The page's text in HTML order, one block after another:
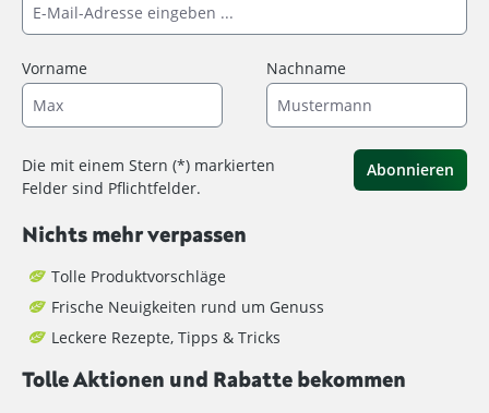
Vorname Nachname
Die mit einem Stern (*) markierten
Felder sind Pflichtfelder.
Abonnieren
Nichts mehr verpassen
Tolle Produktvorschläge
Frische Neuigkeiten rund um Genuss
Leckere Rezepte, Tipps & Tricks
Tolle Aktionen und Rabatte bekommen